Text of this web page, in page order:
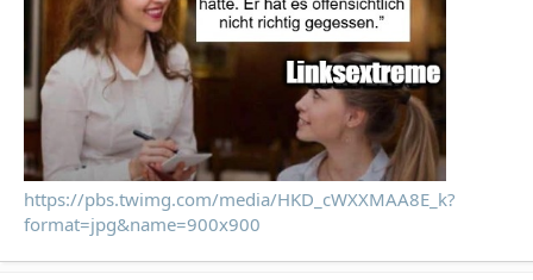
https://pbs.twimg.com/media/HKD_cWXXMAA8E_k?
format=jpg&name=900x900